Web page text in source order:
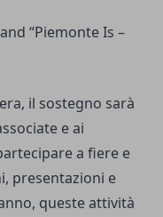
“Piemonte Is –
il sostegno sarà
e ai
a fiere e
presentazioni e
queste attività